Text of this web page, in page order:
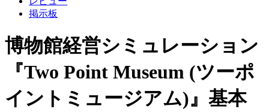
掲示板
博物館経営シミュレーション
『Two Point Museum (ツーポ
イントミュージアム)』基本